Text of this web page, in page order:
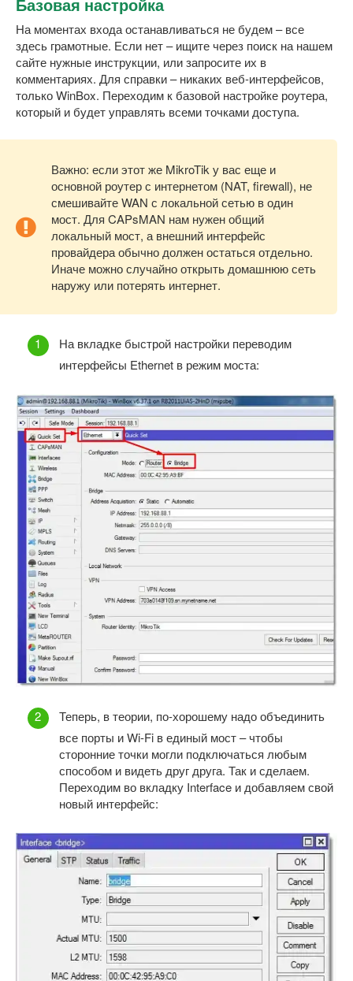
Базовая настройка
На моментах входа останавливаться не будем – все
здесь грамотные. Если нет – ищите через поиск на нашем
сайте нужные инструкции, или запросите их в
комментариях. Для справки – никаких веб-интерфейсов,
только WinBox. Переходим к базовой настройке роутера,
который и будет управлять всеми точками доступа.
Важно: если этот же MikroTik у вас еще и
основной роутер с интернетом (NAT, firewall), не
смешивайте WAN с локальной сетью в один
мост. Для CAPsMAN нам нужен общий
локальный мост, а внешний интерфейс
провайдера обычно должен остаться отдельно.
Иначе можно случайно открыть домашнюю сеть
наружу или потерять интернет.
На вкладке быстрой настройки переводим
интерфейсы Ethernet в режим моста:
Теперь, в теории, по-хорошему надо объединить
все порты и Wi-Fi в единый мост – чтобы
сторонние точки могли подключаться любым
способом и видеть друг друга. Так и сделаем.
Переходим во вкладку Interface и добавляем свой
новый интерфейс: